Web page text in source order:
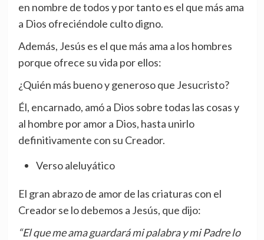
en nombre de todos y por tanto es el que más ama
a Dios ofreciéndole culto digno.
Además, Jesús es el que más ama a los hombres
porque ofrece su vida por ellos:
¿Quién más bueno y generoso que Jesucristo?
Él, encarnado, amó a Dios sobre todas las cosas y
al hombre por amor a Dios, hasta unirlo
definitivamente con su Creador.
Verso aleluyático
El gran abrazo de amor de las criaturas con el
Creador se lo debemos a Jesús, que dijo:
“El que me ama guardará mi palabra y mi Padre lo